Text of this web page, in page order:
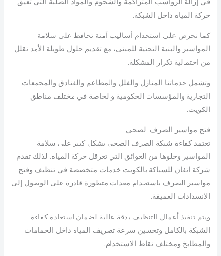
في إزالة الرواسب المتراكمة والشحوم والمواد الصلبة التي تعيق
حركة المياه داخل الشبكة.
كما نحرص على استخدام أساليب آمنة تحافظ على سلامة
المواسير والبنية التحتية للمبنى، مع تقديم حلول طويلة الأمد تقلل
من احتمالية تكرار المشكلة.
وتشمل خدماتنا المنازل والفلل والمطاعم والفنادق والمجمعات
التجارية والمؤسسات الحكومية والخاصة في مختلف مناطق
الكويت.
فتح مواسير الصرف الصحي
تعتمد كفاءة شبكة الصرف الصحي بشكل كبير على سلامة
المواسير وخلوها من العوائق التي تعرقل حركة المياه. لذلك تقدم
شركة اتقان للسباكة بالكويت خدمات متخصصة في تنظيف وفتح
مواسير الصرف باستخدام معدات متطورة قادرة على الوصول إلى
الانسدادات العميقة.
ويتم تنفيذ أعمال التنظيف بدقة عالية لضمان استعادة كفاءة
الشبكة بالكامل وتحسين سرعة تصريف المياه داخل الحمامات
والمطابخ ومختلف نقاط الاستخدام.